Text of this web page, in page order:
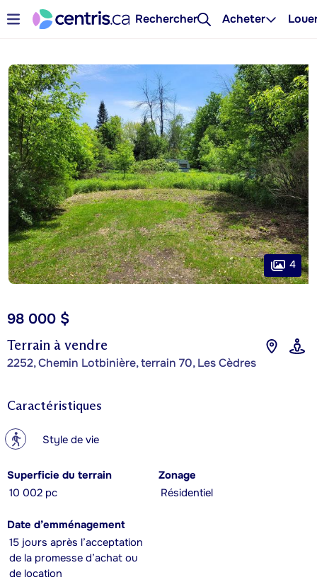
Rechercher Acheter
Terrain à vendre
2252, Chemin Lotbinière, terrain 70, Les Cèdres
98 000 $
4
Caractéristiques
? Style de vie
Superficie du terrain
10 002 pc
Zonage
Résidentiel
Date d’emménagement
15 jours après l’acceptation
de la promesse d’achat ou
de location